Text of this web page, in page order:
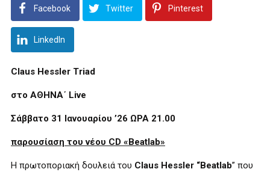
Facebook Twitter Pinterest
LinkedIn
Claus Hessler Triad
στο ΑΘΗΝΑ΄ Live
Σάββατο 31 Ιανουαρίου ’26 ΩΡΑ 21.00
παρουσίαση του νέου CD «Beatlab»
Η πρωτοποριακή δουλειά του Claus Hessler “Beatlab” που